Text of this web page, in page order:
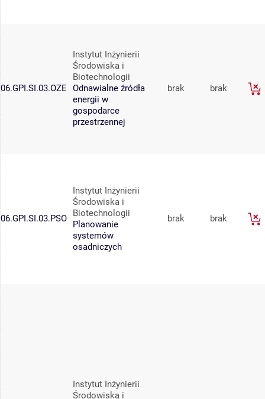
06.GPI.SI.03.OZE
Instytut Inżynierii
Środowiska i
Biotechnologii
Odnawialne źródła
energii w
gospodarce
przestrzennej
brak brak
06.GPI.SI.03.PSO
Instytut Inżynierii
Środowiska i
Biotechnologii
Planowanie
systemów
osadniczych
brak brak
Instytut Inżynierii
Środowiska i